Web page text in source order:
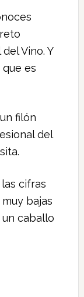
Vino. Y
es
filón
del
cifras
bajas
caballo